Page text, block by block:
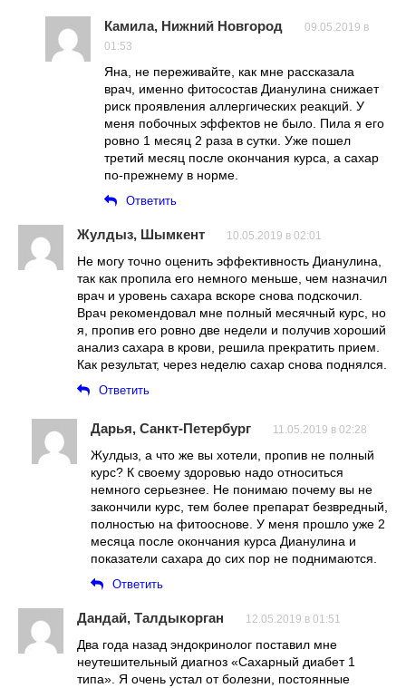
Камила, Нижний Новгород
09.05.2019 в
01:53
Яна, не переживайте, как мне рассказала
врач, именно фитосостав Дианулина снижает
риск проявления аллергических реакций. У
меня побочных эффектов не было. Пила я его
ровно 1 месяц 2 раза в сутки. Уже пошел
третий месяц после окончания курса, а сахар
по-прежнему в норме.
Ответить
Жулдыз, Шымкент 10.05.2019 в 02:01
Не могу точно оценить эффективность Дианулина,
так как пропила его немного меньше, чем назначил
врач и уровень сахара вскоре снова подскочил.
Врач рекомендовал мне полный месячный курс, но
я, пропив его ровно две недели и получив хороший
анализ сахара в крови, решила прекратить прием.
Как результат, через неделю сахар снова поднялся.
Ответить
Дарья, Санкт-Петербург 11.05.2019 в 02:28
Жулдыз, а что же вы хотели, пропив не полный
курс? К своему здоровью надо относиться
немного серьезнее. Не понимаю почему вы не
закончили курс, тем более препарат безвредный,
полностью на фитооснове. У меня прошло уже 2
месяца после окончания курса Дианулина и
показатели сахара до сих пор не поднимаются.
Ответить
Дандай, Талдыкорган 12.05.2019 в 01:51
Два года назад эндокринолог поставил мне
неутешительный диагноз «Сахарный диабет 1
типа». Я очень устал от болезни, постоянные